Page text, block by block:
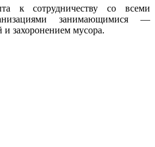
к сотрудничеству со всеми
занимающимися —
и захоронением мусора.